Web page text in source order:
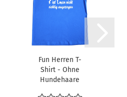
Fun Herren T-
Shirt - Ohne
Hundehaare